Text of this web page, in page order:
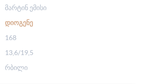
მარტინ ემისი
ᲓᲘᲝᲒᲔᲜᲔ
168
13,6/19,5
რბილი